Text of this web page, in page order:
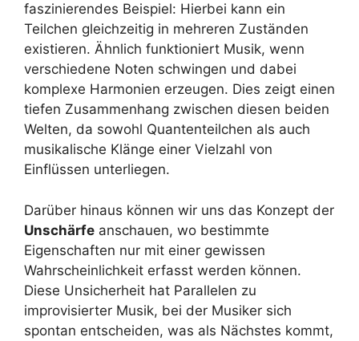
faszinierendes Beispiel: Hierbei kann ein
Teilchen gleichzeitig in mehreren Zuständen
existieren. Ähnlich funktioniert Musik, wenn
verschiedene Noten schwingen und dabei
komplexe Harmonien erzeugen. Dies zeigt einen
tiefen Zusammenhang zwischen diesen beiden
Welten, da sowohl Quantenteilchen als auch
musikalische Klänge einer Vielzahl von
Einflüssen unterliegen.
Darüber hinaus können wir uns das Konzept der
Unschärfe anschauen, wo bestimmte
Eigenschaften nur mit einer gewissen
Wahrscheinlichkeit erfasst werden können.
Diese Unsicherheit hat Parallelen zu
improvisierter Musik, bei der Musiker sich
spontan entscheiden, was als Nächstes kommt,